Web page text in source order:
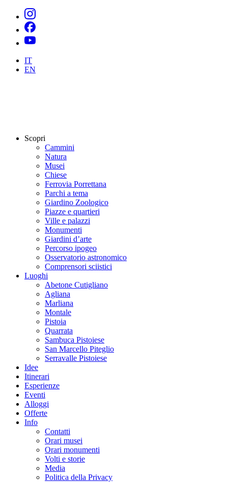
IT
EN
Scopri
Cammini
Natura
Musei
Chiese
Ferrovia Porrettana
Parchi a tema
Giardino Zoologico
Piazze e quartieri
Ville e palazzi
Monumenti
Giardini d’arte
Percorso ipogeo
Osservatorio astronomico
Comprensori sciistici
Luoghi
Abetone Cutigliano
Agliana
Marliana
Montale
Pistoia
Quarrata
Sambuca Pistoiese
San Marcello Piteglio
Serravalle Pistoiese
Idee
Itinerari
Esperienze
Eventi
Alloggi
Offerte
Info
Contatti
Orari musei
Orari monumenti
Volti e storie
Media
Politica della Privacy